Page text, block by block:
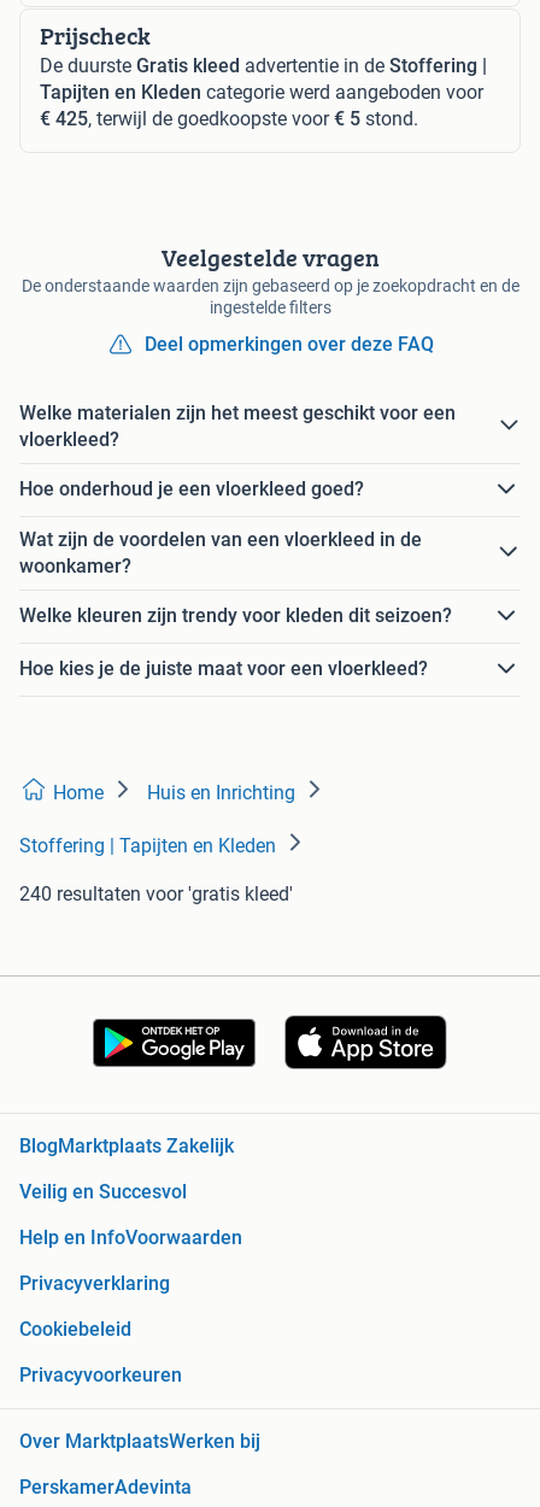
Prijscheck
De duurste Gratis kleed advertentie in de Stoffering |
Tapijten en Kleden categorie werd aangeboden voor
€ 425, terwijl de goedkoopste voor€ 5 stond.
Veelgestelde vragen
De onderstaande waarden zijn gebaseerd op je zoekopdracht en de
ingestelde filters
Deel opmerkingen over deze FAQ
Welke materialen zijn het meest geschikt voor een
vloerkleed?
Hoe onderhoud je een vloerkleed goed?
Wat zijn de voordelen van een vloerkleed in de
woonkamer?
Welke kleuren zijn trendy voor kleden dit seizoen?
Hoe kies je de juiste maat voor een vloerkleed?
Home Huis en Inrichting
Stoffering | Tapijten en Kleden
240 resultaten voor 'gratis kleed'
BlogMarktplaats Zakelijk
Veilig en Succesvol
Help en InfoVoorwaarden
Privacyverklaring
Cookiebeleid
Privacyvoorkeuren
Over MarktplaatsWerken bij
PerskamerAdevinta